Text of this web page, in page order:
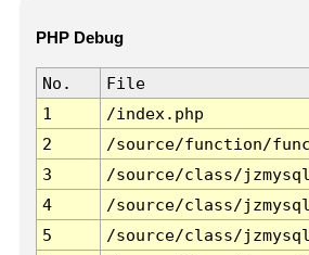
PHP Debug
No. File
1
/index.php
2
/source/function/
3
/source/class/
4
/source/class/
5
/source/class/